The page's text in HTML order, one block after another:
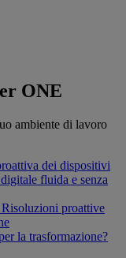
ONE
ambiente di lavoro
dei dispositivi
fluida e senza
Risoluzioni proattive
la trasformazione?